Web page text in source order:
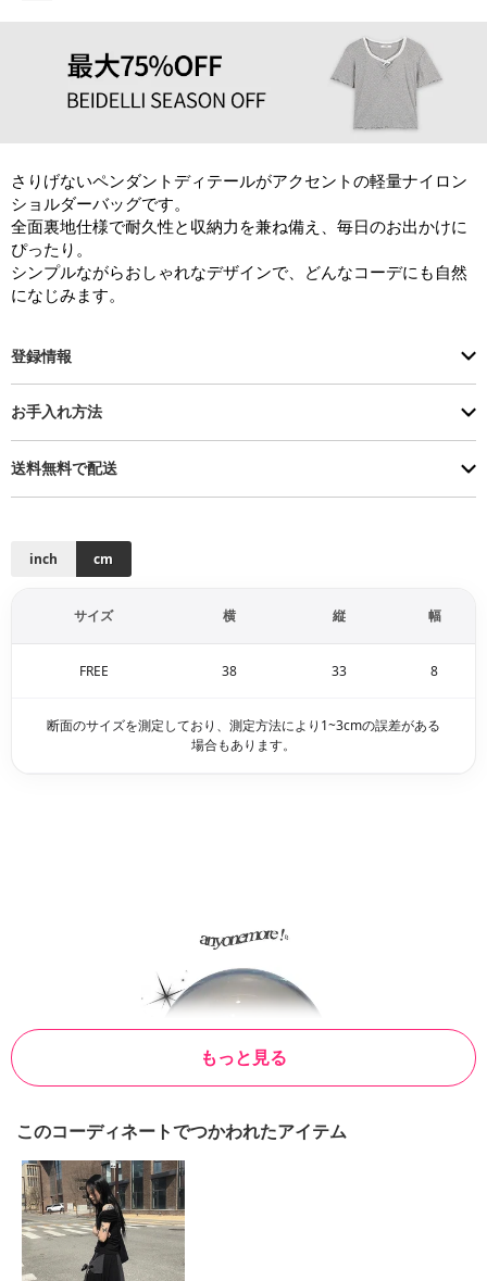
もっと見る
さりげないペンダントディテールがアクセントの軽量ナイロン
ショルダーバッグです。
全面裏地仕様で耐久性と収納力を兼ね備え、毎日のお出かけに
ぴったり。
シンプルながらおしゃれなデザインで、どんなコーデにも自然
になじみます。
登録情報
お手入れ方法
送料無料で配送
inch cm
サイズ 横 縦 幅
FREE 38 33 8
断面のサイズを測定しており、測定方法により1~3cmの誤差がある
場合もあります。
このコーディネートでつかわれたアイテム